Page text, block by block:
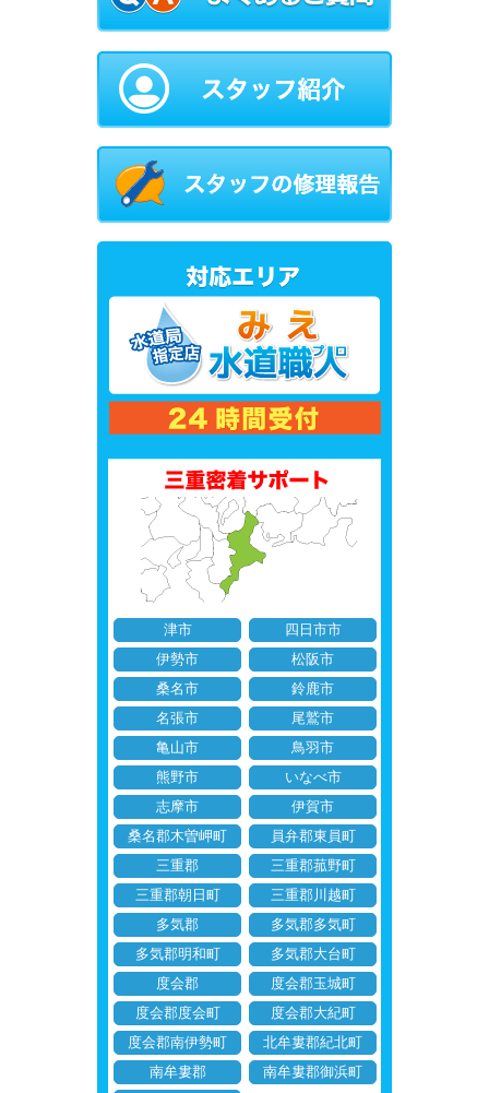
津市
四日市市
伊勢市
松阪市
桑名市
鈴鹿市
名張市
尾鷲市
亀山市
鳥羽市
熊野市
いなべ市
志摩市
伊賀市
桑名郡木曽岬町
員弁郡東員町
三重郡
三重郡菰野町
三重郡朝日町
三重郡川越町
多気郡
多気郡多気町
多気郡明和町
多気郡大台町
度会郡
度会郡玉城町
度会郡度会町
度会郡大紀町
度会郡南伊勢町
北牟婁郡紀北町
南牟婁郡
南牟婁郡御浜町